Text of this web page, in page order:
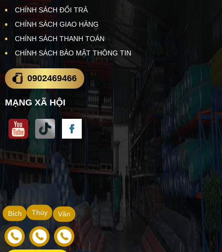
CHÍNH SÁCH ĐỔI TRẢ
CHÍNH SÁCH GIAO HÀNG
CHÍNH SÁCH THANH TOÁN
CHÍNH SÁCH BẢO MẬT THÔNG TIN
0902469466
MẠNG XÃ HỘI
Vân
Thúy
Bích